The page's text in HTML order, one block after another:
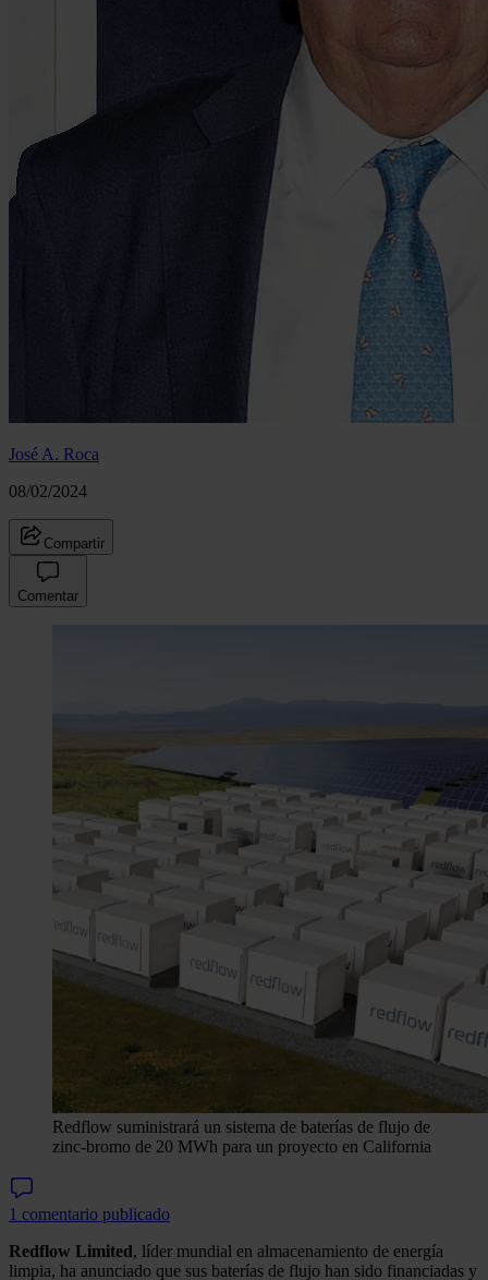
José A. Roca
08/02/2024
Compartir
Comentar
Redflow suministrará un sistema de baterías de flujo de
zinc-bromo de 20 MWh para un proyecto en California
1 comentario publicado
Redflow Limited, líder mundial en almacenamiento de energía
limpia, ha anunciado que sus baterías de flujo han sido financiadas y